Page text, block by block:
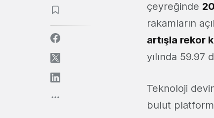
çeyreğinde
rakamların
artışla rekor
yılında
Teknoloji
bulut